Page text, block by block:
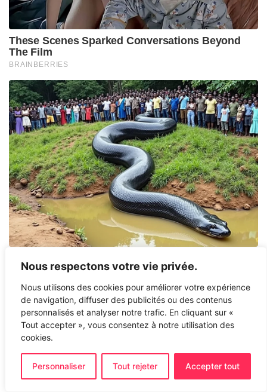
Nous respectons votre vie privée.
Nous utilisons des cookies pour améliorer votre expérience
de navigation, diffuser des publicités ou des contenus
personnalisés et analyser notre trafic. En cliquant sur «
Tout accepter », vous consentez à notre utilisation des
cookies.
Personnaliser Tout rejeter Accepter tout